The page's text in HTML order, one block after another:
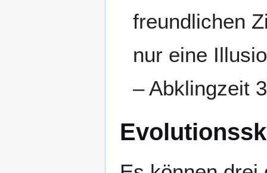
freundlichen
nur eine
– Abklingzeit